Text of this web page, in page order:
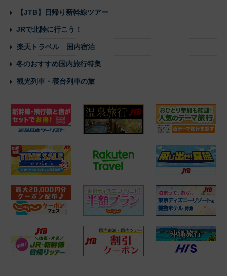
【JTB】日帰り新幹線ツアー
JRで北陸に行こう！
楽天トラベル 国内宿泊
冬のおすすめ国内旅行特集
観光列車・寝台列車の旅